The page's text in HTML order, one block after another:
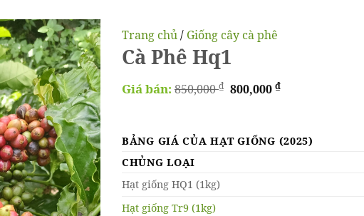
Trang chủ/ Giống cây cà phê
Cà Phê Hq1
Giá bán: 850,000₫ Giá
850,000 ₫.
800,000 ₫Giá
là:
BẢNG GIÁ CỦA HẠT GIỐNG (2025)
CHỦNG LOẠI
Hạt giống HQ1 (1kg)
Hạt giống Tr9 (1kg)